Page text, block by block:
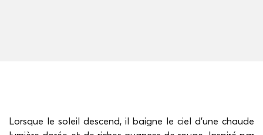
Lorsque le soleil descend, il baigne le ciel d'une chaude